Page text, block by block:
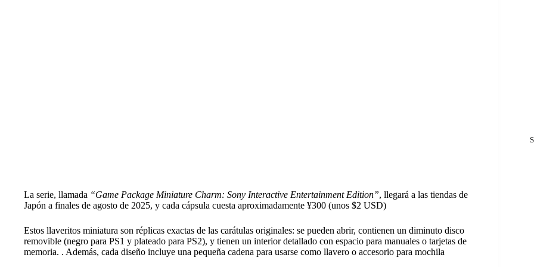
La serie, llamada “Game Package Miniature Charm: Sony Interactive Entertainment Edition”, llegará a las tiendas de
Japón a finales de agosto de 2025, y cada cápsula cuesta aproximadamente ¥300 (unos $2 USD)
Estos llaveritos miniatura son réplicas exactas de las carátulas originales: se pueden abrir, contienen un diminuto disco
removible (negro para PS1 y plateado para PS2), y tienen un interior detallado con espacio para manuales o tarjetas de
memoria. . Además, cada diseño incluye una pequeña cadena para usarse como llavero o accesorio para mochila